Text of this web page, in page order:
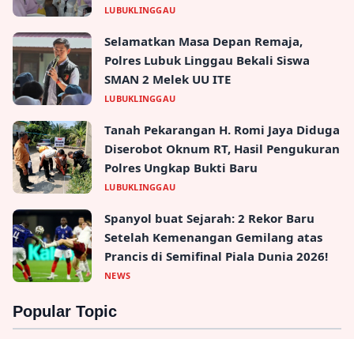
LUBUKLINGGAU
Selamatkan Masa Depan Remaja,
Polres Lubuk Linggau Bekali Siswa
SMAN 2 Melek UU ITE
LUBUKLINGGAU
Tanah Pekarangan H. Romi Jaya Diduga
Diserobot Oknum RT, Hasil Pengukuran
Polres Ungkap Bukti Baru
LUBUKLINGGAU
Spanyol buat Sejarah: 2 Rekor Baru
Setelah Kemenangan Gemilang atas
Prancis di Semifinal Piala Dunia 2026!
NEWS
Popular Topic